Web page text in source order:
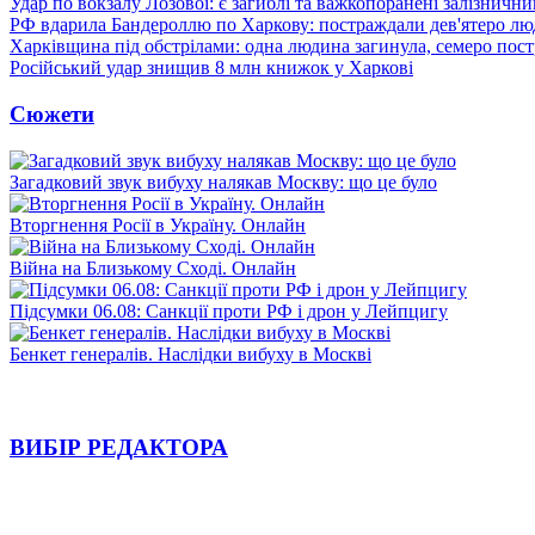
РФ вдарила Бандероллю по Харкову: постраждали дев'ятеро
Харківщина під обстрілами: одна людина загинула, семеро
Російський удар знищив 8 млн книжок у Харкові
Сюжети
Загадковий звук вибуху налякав Москву: що це було
Вторгнення Росії в Україну. Онлайн
Війна на Близькому Сході. Онлайн
Підсумки 06.08: Санкції проти РФ і дрон у Лейпцигу
Бенкет генералів. Наслідки вибуху в Москві
ВИБІР РЕДАКТОРА